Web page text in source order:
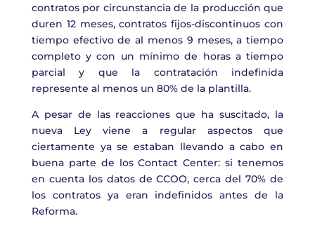
contratos por circunstancia de la producción que
duren 12 meses, contratos fijos-discontinuos con
tiempo efectivo de al menos 9 meses, a tiempo
completo y con un mínimo de horas a tiempo
parcial y que la contratación indefinida
represente al menos un 80% de la plantilla.
A pesar de las reacciones que ha suscitado, la
nueva Ley viene a regular aspectos que
ciertamente ya se estaban llevando a cabo en
buena parte de los Contact Center: si tenemos
en cuenta los datos de CCOO, cerca del 70% de
los contratos ya eran indefinidos antes de la
Reforma.